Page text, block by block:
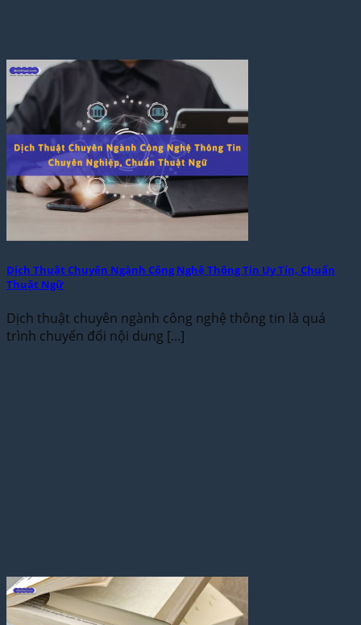
Dịch Thuật Chuyên Ngành Công Nghệ Thông Tin Uy Tín, Chuẩn
Thuật Ngữ
Dịch thuật chuyên ngành công nghệ thông tin là quá
trình chuyển đổi nội dung [...]